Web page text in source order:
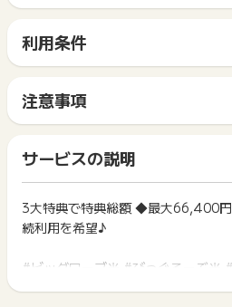
【ポイント獲得対象外条件】
通含む）。
・WEB申込後60日以内に開通完了
・電話、メール、FAX、各種SNS、
込。
・2回目以降の申込。提供エリア外
込。
・虚偽・不正・いたずら・なりすま
ル・登録不備。
・その他不正・いたずらと判断され
※獲得予定未反映等のお問い合わせ
がございます。
利用条件
サイトに移動してからお申し込みや
間に、同じブラウザ（※）で他のサ
ト獲得ができません。
「 サイトへ行ってポイントGET 」
ス・お買い物利用時で、デバイス・
イント獲得ができません。
2回以上同じお買い物・サービスを
ポイントタウンに戻り、「 サイトへ
下記の事項に該当する場合、広告
得無効」となる可能性があります。
注意事項
一部のサービスにつきましては、1
は切り捨てとなります。
ポイント獲得が1ポイント未満のも
ント履歴には記載されません。
原則として広告主側のポイント等を
につきましては、ポイントタウンの
広告主が運営しているサービスの
商品の交換や一部でもキャンセルさ
サービスの説明
3大特典で特典総額 ◆最大66,400
続利用を希望♪
#ビッグローブ光 #びっぐろーぶ光